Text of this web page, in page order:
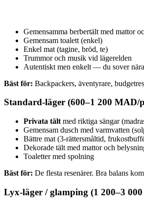
Gemensamma berbertält med mattor
Gemensam toalett (enkel)
Enkel mat (tagine, bröd, te)
Trummor och musik vid lägerelden
Autentiskt men enkelt — du sover
Bäst för: Backpackers, äventyrare,
Standard-läger (600–1 200 MAD/
Privata tält med riktiga sängar
Gemensam dusch med varmvatten
Bättre mat (3-rättersmåltid,
Dekorade tält med mattor och
Toaletter med spolning
Bäst för: De flesta resenärer. Bra balans
Lyx-läger / glamping (1 200–3